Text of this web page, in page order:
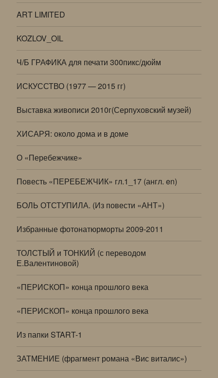
ART LIMITED
KOZLOV_OIL
Ч/Б ГРАФИКА для печати 300пикс/дюйм
ИСКУССТВО (1977 — 2015 гг)
Выставка живописи 2010г(Серпуховский музей)
ХИСАРЯ: около дома и в доме
О «Перебежчике»
Повесть «ПЕРЕБЕЖЧИК» гл.1_17 (англ. en)
БОЛЬ ОТСТУПИЛА. (Из повести «АНТ»)
Избранные фотонатюрморты 2009-2011
ТОЛСТЫЙ и ТОНКИЙ (с переводом
Е.Валентиновой)
«ПЕРИСКОП» конца прошлого века
«ПЕРИСКОП» конца прошлого века
Из папки START-1
ЗАТМЕНИЕ (фрагмент романа «Вис виталис»)